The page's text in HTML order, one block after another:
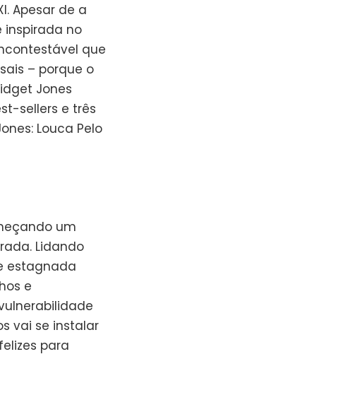
Apesar de a
no
que
– porque o
Jones
sellers e três
Louca Pelo
um
Lidando
estagnada
e
vai se instalar
para